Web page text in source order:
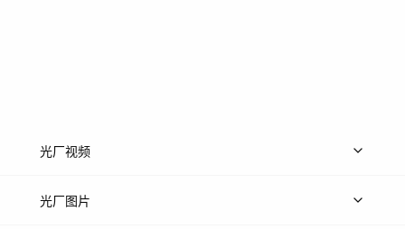
光厂视频
上传视频
光厂图片